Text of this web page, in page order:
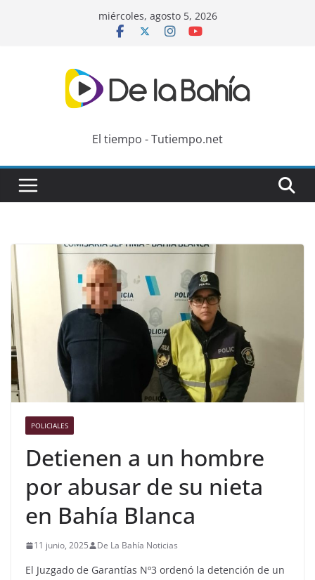
miércoles, agosto 5, 2026
El tiempo - Tutiempo.net
POLICIALES
Detienen a un hombre
por abusar de su nieta
en Bahía Blanca
11 junio, 2025 De La Bahía Noticias
El Juzgado de Garantías Nº3 ordenó la detención de un